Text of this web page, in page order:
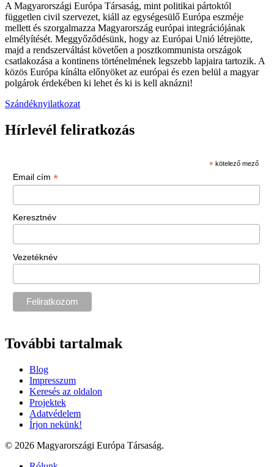
A Magyarországi Európa Társaság, mint politikai pártoktól
független civil szervezet, kiáll az egységesülő Európa eszméje
mellett és szorgalmazza Magyarország európai integrációjának
elmélyítését. Meggyőződésünk, hogy az Európai Unió létrejötte,
majd a rendszerváltást követően a posztkommunista országok
csatlakozása a kontinens történelmének legszebb lapjaira tartozik. A
közös Európa kínálta előnyöket az európai és ezen belül a magyar
polgárok érdekében ki lehet és ki is kell aknázni!
Szándéknyilatkozat
Hírlevél feliratkozás
* kötelező mező
Email cím *
Keresztnév
Vezetéknév
További tartalmak
Blog
Impresszum
Keresés az oldalon
Projektek
Adatvédelem
Írjon nekünk!
© 2026 Magyarországi Európa Társaság.